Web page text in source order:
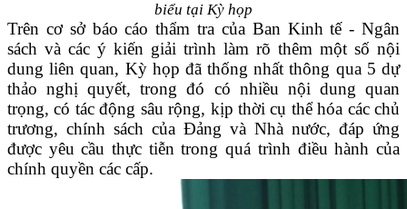
biểu tại Kỳ họp
Trên cơ sở báo cáo thẩm tra của Ban Kinh tế - Ngân
sách và các ý kiến giải trình làm rõ thêm một số nội
dung liên quan, Kỳ họp đã thống nhất thông qua 5 dự
thảo nghị quyết, trong đó có nhiều nội dung quan
trọng, có tác động sâu rộng, kịp thời cụ thể hóa các chủ
trương, chính sách của Đảng và Nhà nước, đáp ứng
được yêu cầu thực tiễn trong quá trình điều hành của
chính quyền các cấp.